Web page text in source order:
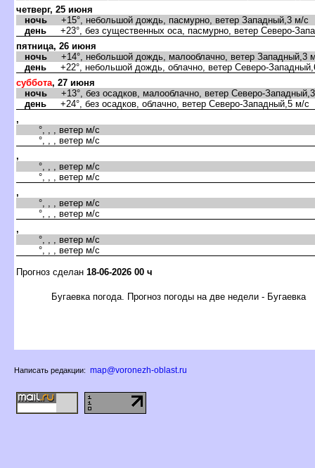
четверг, 25 июня
ночь +15°, небольшой дождь, пасмурно, ветер Западный,3 м/с
день +23°, без существенных оса, пасмурно, ветер Северо-
пятница, 26 июня
ночь +14°, небольшой дождь, малооблачно, ветер Западный,3
день +22°, небольшой дождь, облачно, ветер Северо-
суббота, 27 июня
ночь +13°, без осадков, малооблачно, ветер Северо-
день +24°, без осадков, облачно, ветер Северо-Западный,5 м/с
,
°, , , ветер м/с
°, , , ветер м/с
,
°, , , ветер м/с
°, , , ветер м/с
,
°, , , ветер м/с
°, , , ветер м/с
,
°, , , ветер м/с
°, , , ветер м/с
Прогноз сделан 18-06-2026 00 ч
Бугаевка погода. Прогноз погоды на две недели - Бугаевка
Написать редакции: map@voronezh-oblast.ru